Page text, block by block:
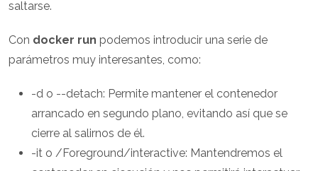
saltarse.
Con docker run podemos introducir una serie de
parámetros muy interesantes, como:
-d o --detach: Permite mantener el contenedor
arrancado en segundo plano, evitando así que se
cierre al salirnos de él.
-it o /Foreground/interactive: Mantendremos el